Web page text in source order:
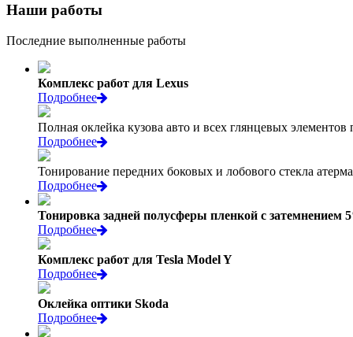
Наши работы
Последние выполненные работы
Комплекс работ для Lexus
Подробнее
Полная оклейка кузова авто и всех глянцевых элементов
Подробнее
Тонирование передних боковых и лобового стекла
Подробнее
Тонировка задней полусферы пленкой с затемнением
Подробнее
Комплекс работ для Tesla Model Y
Подробнее
Оклейка оптики Skoda
Подробнее